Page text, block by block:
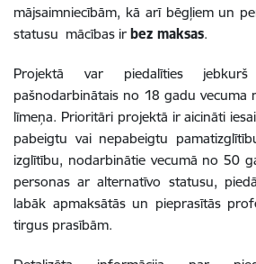
mājsaimniecībām, kā arī bēgļiem un
statusu mācības ir bez maksas.
Projektā var piedalīties
pašnodarbinātais no 18 gadu vecuma
līmeņa. Prioritāri projektā ir aicināti
pabeigtu vai nepabeigtu
izglītību, nodarbinātie vecumā no 50
personas ar alternatīvo statusu,
labāk apmaksātās un pieprasītās
tirgus prasībām.